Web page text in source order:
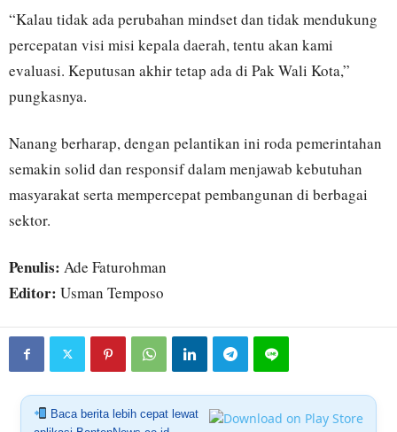
“Kalau tidak ada perubahan mindset dan tidak mendukung
percepatan visi misi kepala daerah, tentu akan kami
evaluasi. Keputusan akhir tetap ada di Pak Wali Kota,”
pungkasnya.
Nanang berharap, dengan pelantikan ini roda pemerintahan
semakin solid dan responsif dalam menjawab kebutuhan
masyarakat serta mempercepat pembangunan di berbagai
sektor.
Penulis: Ade Faturohman
Editor: Usman Temposo
Baca berita lebih cepat lewat